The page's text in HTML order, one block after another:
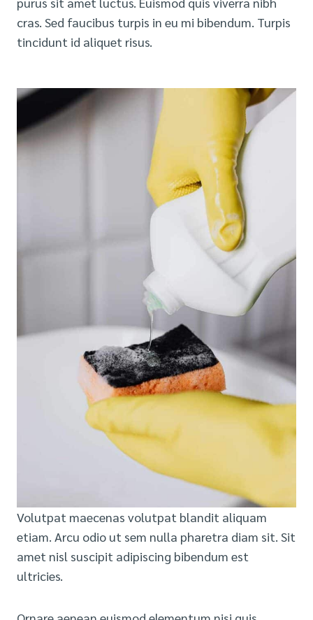
cras. Sed faucibus turpis in eu mi bibendum. Turpis
tincidunt id aliquet risus.
Volutpat maecenas volutpat blandit aliquam
etiam. Arcu odio ut sem nulla pharetra diam sit. Sit
amet nisl suscipit adipiscing bibendum est
ultricies.